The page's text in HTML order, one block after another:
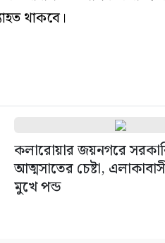
থাকবে।
কলারোয়ার জয়নগরে
আত্মসাতের চেষ্টা,
মুখে পন্ড